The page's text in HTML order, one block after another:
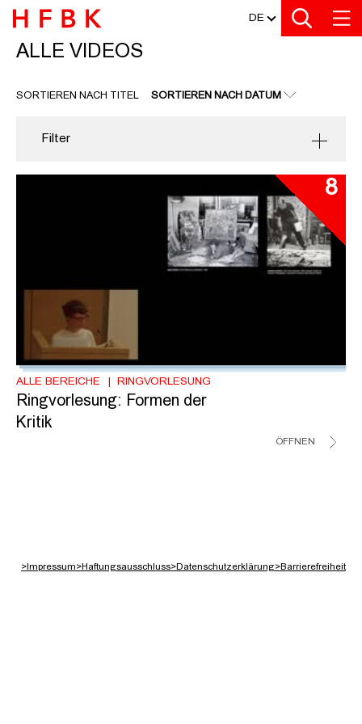
Zu den Filtern
Zur Metanavigation
Zur Hauptnavigation
Zur Suche
Zum Inhalt
Zum Seitenfuss DE
ALLE VIDEOS
ALLE VIDEOS
SORTIEREN NACH TITEL SORTIEREN NACH DATUM
Filter
8
ALLE BEREICHE RINGVORLESUNG
Ringvorlesung: Formen der
Kritik
ÖFFNEN
> Impressum>Haftungsausschluss>Datenschutzerklärung>Barrierefreiheit